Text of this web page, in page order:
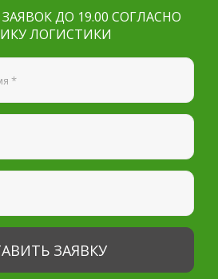
персональных данных
ДО 19.00 СОГЛАСНО
ЛОГИСТИКИ